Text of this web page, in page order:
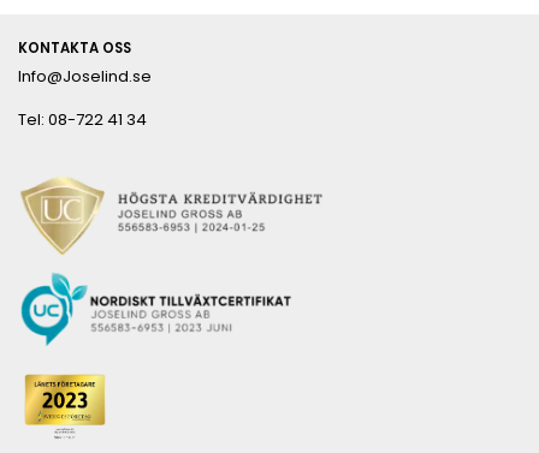
KONTAKTA OSS
Info@Joselind.se
Tel: 08-722 41 34